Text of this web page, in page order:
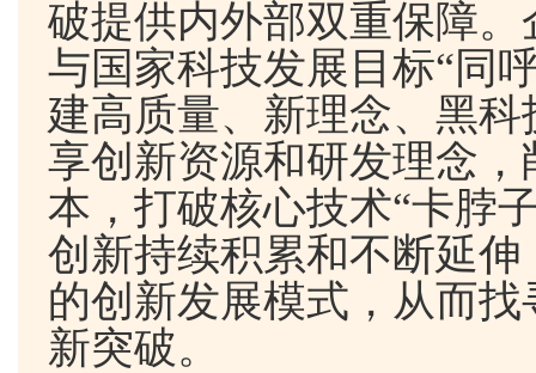
破提供内外部双重保障
与国家科技发展目标“同
建高质量、新理念、黑
享创新资源和研发理念
本，打破核心技术“卡脖
创新持续积累和不断延
的创新发展模式，从而
新突破。